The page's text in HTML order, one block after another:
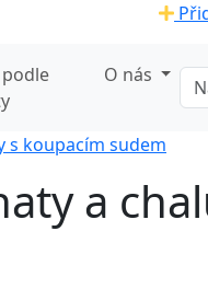
O nás
s koupacím sudem
a